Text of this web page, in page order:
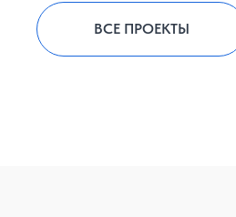
ВСЕ ПРОЕКТЫ